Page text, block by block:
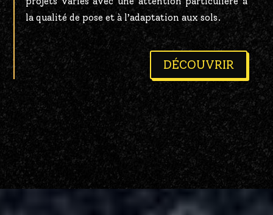
la qualité de pose et à l’adaptation aux sols.
DÉCOUVRIR